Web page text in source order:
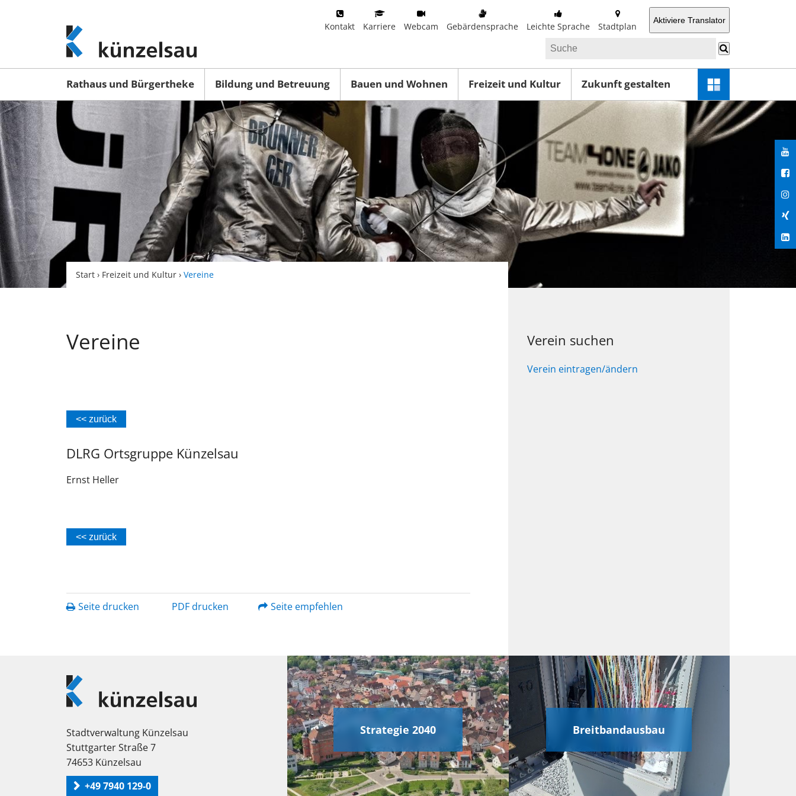
www.kuenzelsau.de
(zur
Startseite)
Kontakt Karriere Webcam Gebärdensprache Leichte Sprache Stadtplan
Aktiviere Translator
Rathaus und Bürgertheke Bildung und Betreuung Bauen und Wohnen Freizeit und Kultur Zukunft gestalten
Schnellzugriff-
Menü
öffnen
Start › Freizeit und Kultur › Vereine
Vereine
<< zurück
DLRG Ortsgruppe Künzelsau
Ernst Heller
<< zurück
Seite drucken PDF drucken Seite empfehlen
Verein suchen
Verein eintragen/ändern
Logo
Künzelsau
Stadtverwaltung Künzelsau
Stuttgarter Straße 7
74653 Künzelsau
+49 7940 129-0
Strategie 2040 Breitbandausbau